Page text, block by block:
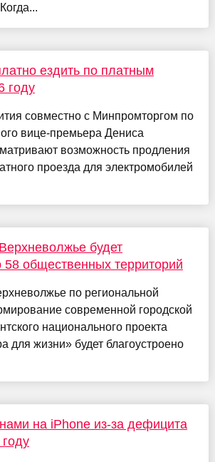
ездить по платным
году
совместно с Минпромторгом по
вице-премьера Дениса
возможность продления
проезда для электромобилей
будет
58 общественных территорий
по региональной
современной городской
национального проекта
для жизни» будет благоустроено
на iPhone из-за дефицита